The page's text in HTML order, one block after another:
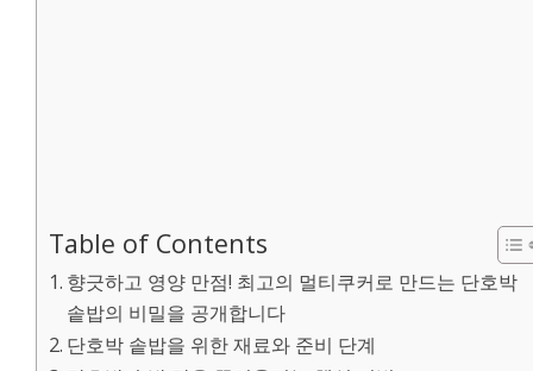
Table of Contents
향긋하고 영양 만점! 최고의 멀티쿠커로 만드는 단호박
솥밥의 비밀을 공개합니다
단호박 솥밥을 위한 재료와 준비 단계